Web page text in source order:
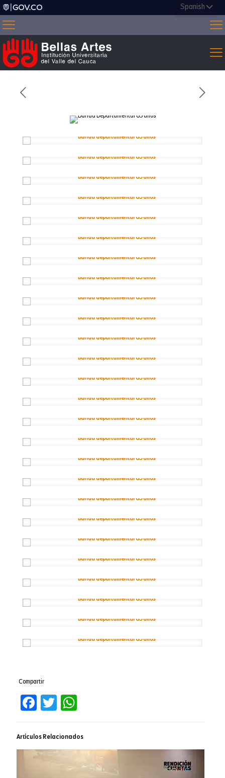
Compartir
Facebook
TwitterWhatsApp
Artículos Relacionados